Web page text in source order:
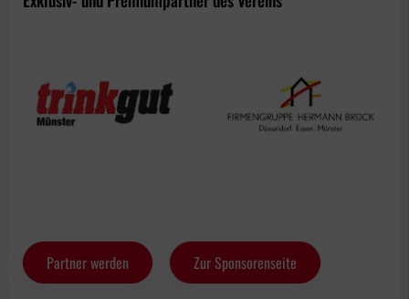
Partner werden Zur Sponsorenseite